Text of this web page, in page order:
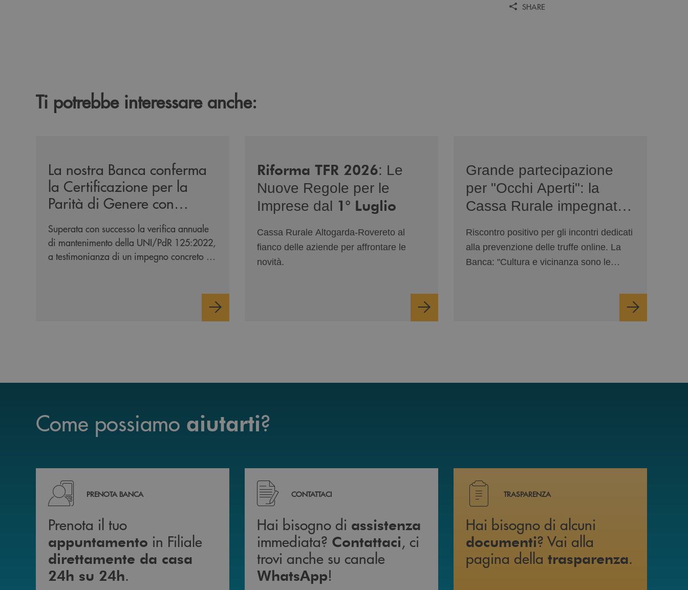
SHARE
Ti potrebbe interessare anche:
La nostra Banca conferma
la Certificazione per la
Parità di Genere con
Superata con successo la verifica annuale
di mantenimento della UNI/PdR 125:2022,
a testimonianza di un impegno concreto e
Riforma TFR 2026: Le
Nuove Regole per le
Imprese dal 1° Luglio
Cassa Rurale Altogarda-Rovereto al
fianco delle aziende per affrontare le
novità.
Grande partecipazione
per "Occhi Aperti": la
Cassa Rurale impegnata
Riscontro positivo per gli incontri dedicati
alla prevenzione delle truffe online. La
Banca: "Cultura e vicinanza sono le
Come possiamo aiutarti?
Prenota il tuo appuntamento in Filiale direttamente da casa 24h su 24h .
PRENOTA BANCA
Prenota il tuo
appuntamento in Filiale
direttamente da casa
24h su 24h.
Hai bisogno di assistenza immediata? Contattaci , ci trovi anche su canale WhatsApp !
CONTATTACI
Hai bisogno di assistenza
immediata? Contattaci, ci
trovi anche su canale
WhatsApp!
Hai bisogno di alcuni documenti ? Vai alla pagina della
TRASPARENZA
Hai bisogno di alcuni
documenti? Vai alla
pagina della trasparenza.